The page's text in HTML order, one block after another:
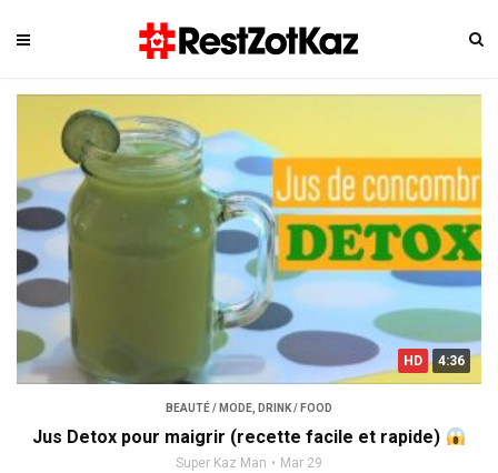
HD 4:36
BEAUTÉ / MODE, DRINK / FOOD
Jus Detox pour maigrir (recette facile et rapide)
Super Kaz Man Mar 29